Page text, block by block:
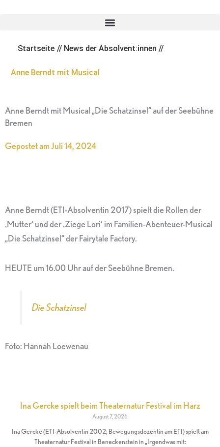
Startseite // News der Absolvent:innen //
Anne Berndt mit Musical
Anne Berndt mit Musical „Die Schatzinsel“ auf der Seebühne
Bremen
Gepostet amJuli 14, 2024
Anne Berndt (ETI-Absolventin 2017) spielt die Rollen der
‚Mutter‘ und der ‚Ziege Lori‘ im Familien-Abenteuer-Musical
„Die Schatzinsel“ der Fairytale Factory.
HEUTE um 16.00 Uhr auf der Seebühne Bremen.
Die Schatzinsel
Foto: Hannah Loewenau
Ina Gercke spielt beim Theaternatur Festival im Harz
August 7, 2026
Ina Gercke (ETI-Absolventin 2002; Bewegungsdozentin am ETI) spielt am
Theaternatur Festival in Beneckenstein in „Irgendwas mit: